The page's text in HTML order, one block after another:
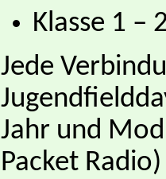
Klasse 1 –
Jede
Jahr und
Packet